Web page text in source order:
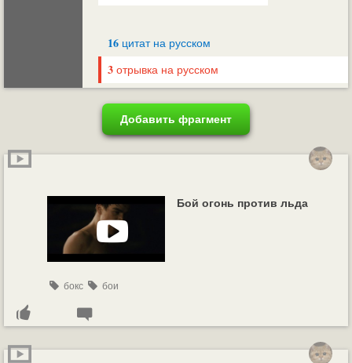
16 цитат на русском
3 отрывка на русском
Добавить фрагмент
Бой огонь против льда
бокс бои